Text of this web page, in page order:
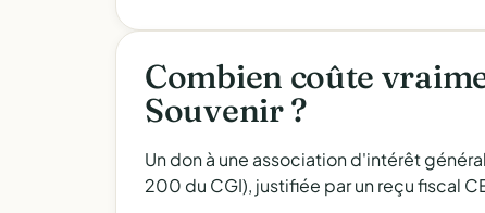
Combien coûte
Souvenir ?
Un don à une association d'intérêt
200 du CGI), justifiée par un reçu fiscal